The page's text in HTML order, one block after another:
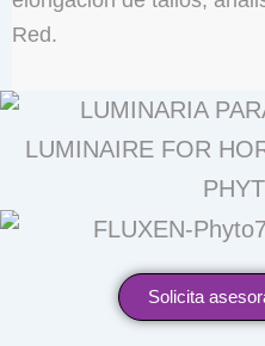
Red.
Solicita